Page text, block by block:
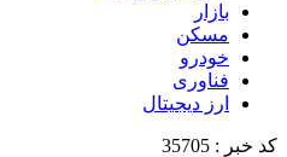
بازار
مسکن
خودرو
فناوری
ارز دیجیتال
کد خبر : 35705